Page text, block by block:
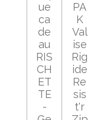
ue
ca
de
au
RIS
CH
ET
TE
-
PA
K
Val
ise
Rig
ide
Re
sis
t'r